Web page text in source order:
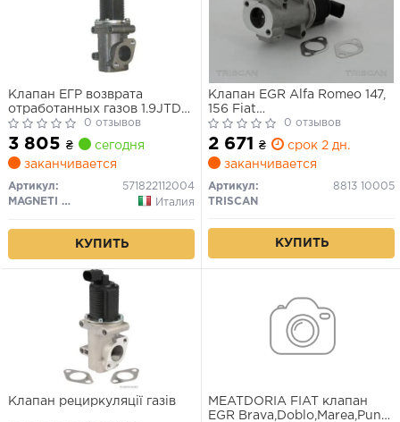
Клапан ЕГР возврата
отработанных газов 1.9JTD-
1.9MJTD Doblo 2000-2016
0 отзывов
3 805 ₴
сегодня
заканчивается
Артикул:
571822112004
MAGNETI MARELLI
Италия
КУПИТЬ
Клапан EGR Alfa Romeo 147,
156 Fiat
Bravo/Doblo/Marea/Multipla
1.9JTD, 2.4JTD 09.97-
0 отзывов
2 671 ₴
срок 2 дн.
заканчивается
Артикул:
8813 10005
TRISCAN
КУПИТЬ
Клапан рециркуляції газів
MEATDORIA FIAT клапан
EGR Brava,Doblo,Marea,Punto